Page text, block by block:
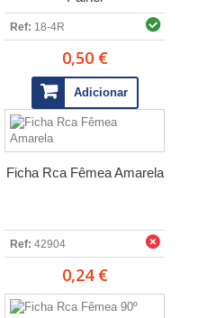
Ref: 18-4R
0,50 €
Adicionar
Ficha Rca Fêmea Amarela
Ref: 42904
0,24 €